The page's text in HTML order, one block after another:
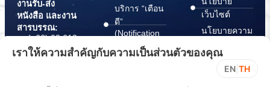
งานรับ-ส่ง
หนังสือ และงาน
สารบรรณ:
(+66) 02 612
6000
saraban@dga.or.th
บริการ “เตือน
ดี”
(Notification
บริการ
เว็บไซต์
นโยบายความ
ปลอดภัย
สารสนเทศ
เราให้ความสำคัญกับความเป็นส่วนตัวของคุณ
EN TH